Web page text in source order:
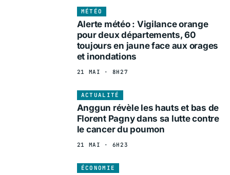
MÉTÉO
Alerte météo : Vigilance orange
pour deux départements, 60
toujours en jaune face aux orages
et inondations
21 MAI · 8H27
ACTUALITÉ
Anggun révèle les hauts et bas de
Florent Pagny dans sa lutte contre
le cancer du poumon
21 MAI · 6H23
ÉCONOMIE